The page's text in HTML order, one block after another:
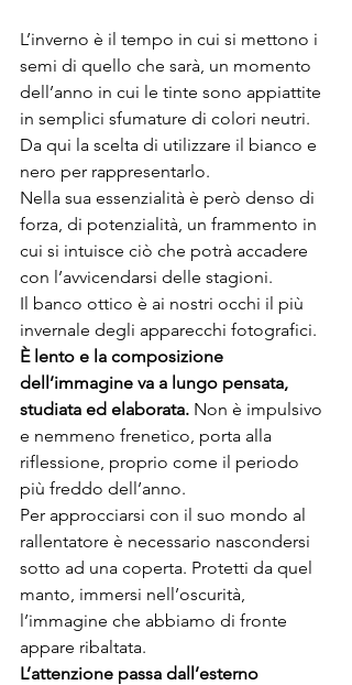
L’inverno è il tempo in cui si mettono i
semi di quello che sarà, un momento
dell’anno in cui le tinte sono appiattite
in semplici sfumature di colori neutri.
Da qui la scelta di utilizzare il bianco e
nero per rappresentarlo.
Nella sua essenzialità è però denso di
forza, di potenzialità, un frammento in
cui si intuisce ciò che potrà accadere
con l’avvicendarsi delle stagioni.
Il banco ottico è ai nostri occhi il più
invernale degli apparecchi fotografici.
È lento e la composizione
dell’immagine va a lungo pensata,
studiata ed elaborata. Non è impulsivo
e nemmeno frenetico, porta alla
riflessione, proprio come il periodo
più freddo dell’anno.
Per approcciarsi con il suo mondo al
rallentatore è necessario nascondersi
sotto ad una coperta. Protetti da quel
manto, immersi nell’oscurità,
l’immagine che abbiamo di fronte
appare ribaltata.
L’attenzione passa dall’esterno